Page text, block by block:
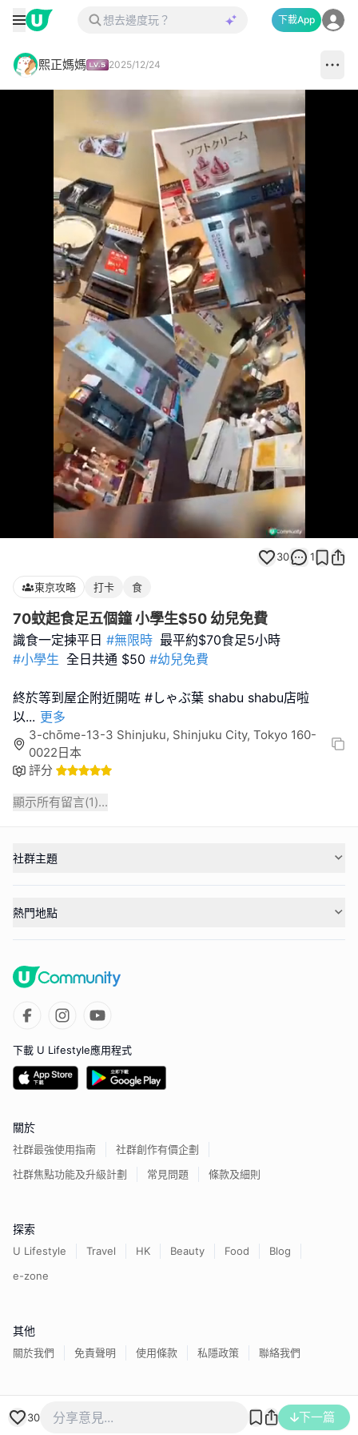
下載App
熙正媽媽 2025/12/24
100.00%
30 1
東京攻略 打卡 食
70蚊起食足五個鐘 小學生$50 幼兒免費
識食一定揀平日 #無限時
#小學生 全日共通 $50 #幼兒免費
終於等到屋企附近開咗 #しゃぶ葉 shabu shabu店啦
以... 更多
3-chōme-13-3 Shinjuku, Shinjuku City, Tokyo 160-
0022日本
評分
顯示所有留言(1)...
30 下一篇
社群主題
熱門地點
下載 U Lifestyle應用程式
關於
社群最強使用指南
社群創作有價企劃
社群焦點功能及升級計劃
常見問題 條款及細則
探索
U Lifestyle Travel HK Beauty Food
Blog
e-zone
其他
關於我們 免責聲明 使用條款 私隱政策 聯絡我們
香港經濟日報版權所有©